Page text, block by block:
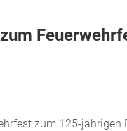
zum 125-jährigen